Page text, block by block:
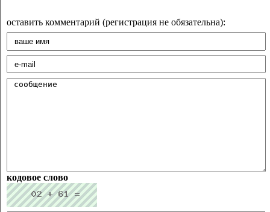
оставить комментарий (регистрация не обязательна):
кодовое слово